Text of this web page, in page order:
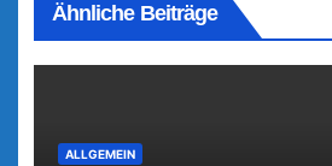
Ähnliche Beiträge
ALLGEMEIN